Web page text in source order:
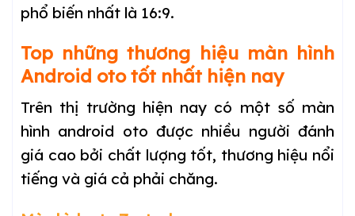
phổ biến nhất là 16:9.
Top những thương hiệu màn hình
Android oto tốt nhất hiện nay
Trên thị trường hiện nay có một số màn
hình android oto được nhiều người đánh
giá cao bởi chất lượng tốt, thương hiệu nổi
tiếng và giá cả phải chăng.